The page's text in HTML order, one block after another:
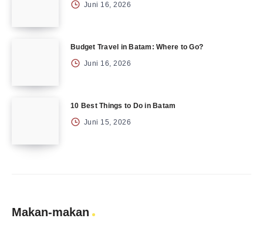
Juni 16, 2026
Budget Travel in Batam: Where to Go?
Juni 16, 2026
10 Best Things to Do in Batam
Juni 15, 2026
Makan-makan